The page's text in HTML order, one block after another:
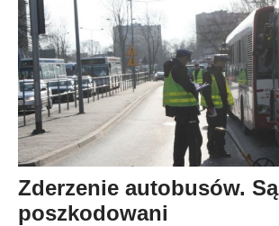
Zderzenie autobusów. Są
poszkodowani